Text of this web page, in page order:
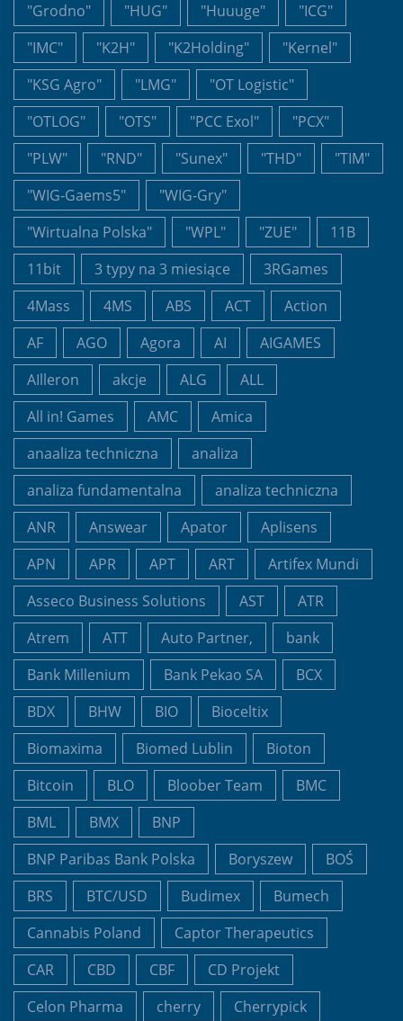
"Grodno"
"HUG" "Huuuge"
"ICG"
"IMC"
"K2H" "K2Holding"
"Kernel"
"KSG Agro"
"LMG"
"OT Logistic"
"OTLOG"
"OTS" "PCC Exol"
"PCX"
"PLW"
"RND" "Sunex" "THD"
"TIM"
"WIG-Gaems5"
"WIG-Gry"
"Wirtualna Polska"
"WPL" "ZUE"
11B
11bit
3 typy na 3 miesiące
3RGames
4Mass
4MS ABS ACT
Action
AF
AGO Agora AI
AIGAMES
AIlleron
akcje ALG
ALL
All in! Games
AMC
Amica
anaaliza techniczna
analiza
analiza fundamentalna
analiza techniczna
ANR
Answear Apator
Aplisens
APN
APR APT ART
Artifex Mundi
Asseco Business Solutions
AST
ATR
Atrem
ATT Auto Partner,
bank
Bank Millenium
Bank Pekao SA
BCX
BDX
BHW BIO
Bioceltix
Biomaxima
Biomed Lublin
Bioton
Bitcoin
BLO Bloober Team
BMC
BML
BMX
BNP
BNP Paribas Bank Polska
Boryszew
BOŚ
BRS
BTC/USD Budimex
Bumech
Cannabis Poland
Captor Therapeutics
CAR
CBD CBF
CD Projekt
Celon Pharma
cherry
Cherrypick